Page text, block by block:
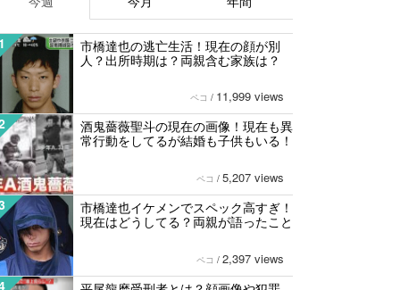
市橋達也の逃亡生活！現在の顔が別
人？出所時期は？両親含む家族は？
ペコ / 11,999 views
酒鬼薔薇聖斗の現在の画像！現在も異
常行動をしてるが結婚も子供もいる！
ペコ / 5,207 views
市橋達也イケメンでスペック高すぎ！
現在はどうしてる？両親が語ったこと
ペコ / 2,397 views